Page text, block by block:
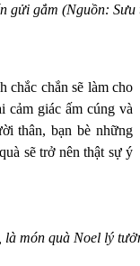
gửi gắm (Nguồn: Sưu
chắc chắn sẽ làm cho
cảm giác ấm cúng và
thân, bạn bè những
sẽ trở nên thật sự ý
món quà Noel lý